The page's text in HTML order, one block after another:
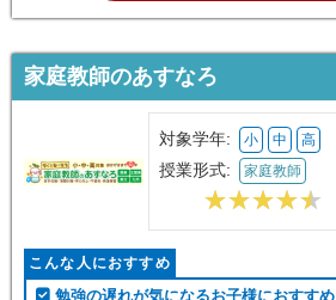
家庭教師のあすなろ
対象学年: 小 中 高
授業形式: 家庭教師
こんな人におすすめ
勉強の遅れが気になるお子様におすすめ